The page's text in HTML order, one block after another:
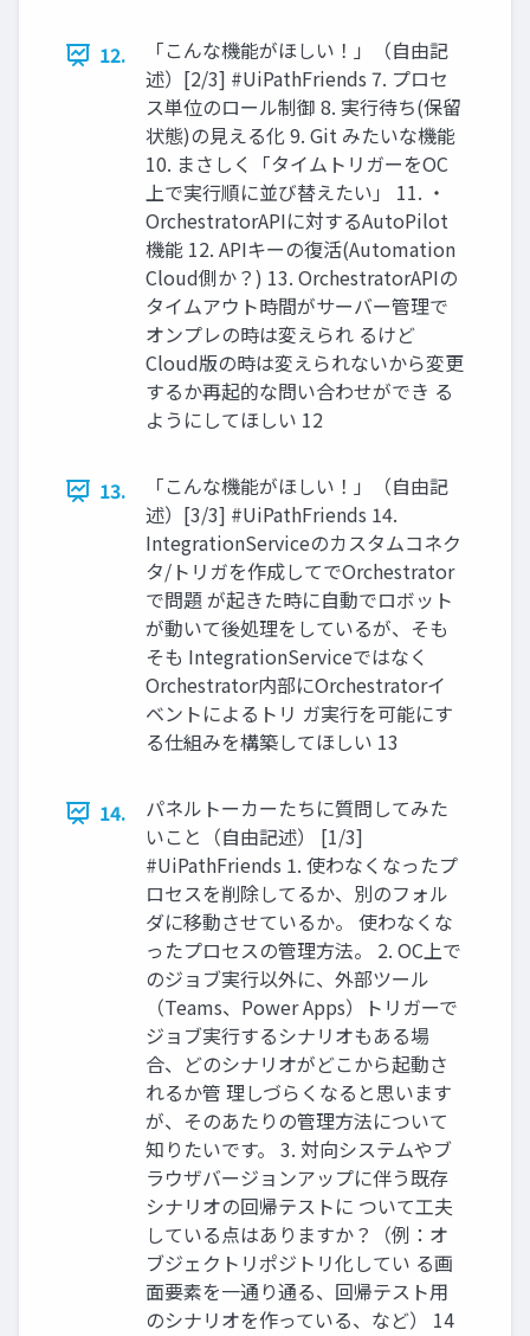
12.
「こんな機能がほしい！」（自由記
述）[2/3] #UiPathFriends 7. プロセ
ス単位のロール制御 8. 実行待ち(保留
状態)の見える化 9. Git みたいな機能
10. まさしく「タイムトリガーをOC
上で実行順に並び替えたい」 11. ・
OrchestratorAPIに対するAutoPilot
機能 12. APIキーの復活(Automation
Cloud側か？) 13. OrchestratorAPIの
タイムアウト時間がサーバー管理で
オンプレの時は変えられ るけど
Cloud版の時は変えられないから変更
するか再起的な問い合わせができ る
ようにしてほしい 12
13.
「こんな機能がほしい！」（自由記
述）[3/3] #UiPathFriends 14.
IntegrationServiceのカスタムコネク
タ/トリガを作成してでOrchestrator
で問題 が起きた時に自動でロボット
が動いて後処理をしているが、そも
そも IntegrationServiceではなく
Orchestrator内部にOrchestratorイ
ベントによるトリ ガ実行を可能にす
る仕組みを構築してほしい 13
14.
パネルトーカーたちに質問してみた
いこと（自由記述） [1/3]
#UiPathFriends 1. 使わなくなったプ
ロセスを削除してるか、別のフォル
ダに移動させているか。 使わなくな
ったプロセスの管理方法。 2. OC上で
のジョブ実行以外に、外部ツール
（Teams、Power Apps）トリガーで
ジョブ実行するシナリオもある場
合、どのシナリオがどこから起動さ
れるか管 理しづらくなると思います
が、そのあたりの管理方法について
知りたいです。 3. 対向システムやブ
ラウザバージョンアップに伴う既存
シナリオの回帰テストに ついて工夫
している点はありますか？（例：オ
ブジェクトリポジトリ化してい る画
面要素を一通り通る、回帰テスト用
のシナリオを作っている、など） 14